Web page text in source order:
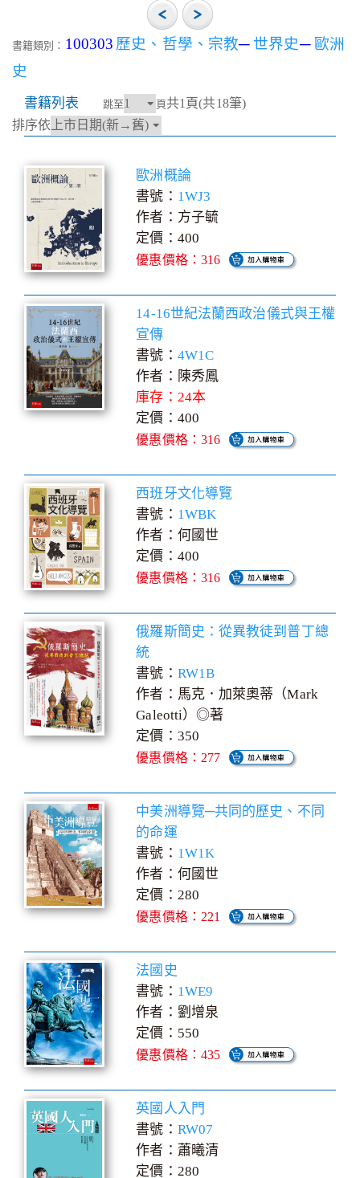
書籍類別： 100303 歷史、哲學、宗教─ 世界史─歐洲
史
書籍列表 跳至 頁共1頁(共18筆)
排序依
歐洲概論
書號： 1WJ3
作者：方子毓
定價：400
優惠價格：316
14-16世紀法蘭西政治儀式與王權
宣傳
書號： 4W1C
作者：陳秀鳳
庫存：24本
定價：400
優惠價格：316
西班牙文化導覽
書號： 1WBK
作者：何國世
定價：400
優惠價格：316
俄羅斯簡史：從異教徒到普丁總
統
書號： RW1B
作者：馬克．加萊奧蒂（Mark
Galeotti）◎著
定價：350
優惠價格：277
中美洲導覽─共同的歷史、不同
的命運
書號： 1W1K
作者：何國世
定價：280
優惠價格：221
法國史
書號： 1WE9
作者：劉增泉
定價：550
優惠價格：435
英國人入門
書號： RW07
作者：蕭曦清
定價：280